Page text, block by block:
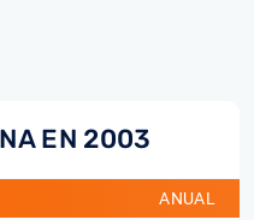
EN 2003
ANUAL